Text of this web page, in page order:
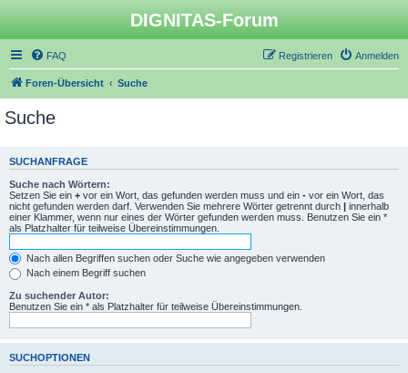
DIGNITAS-Forum
FAQ Anmelden
Registrieren
Foren-Übersicht Suche
Suche
SUCHANFRAGE
Suche nach Wörtern:
Setzen Sie ein + vor ein Wort, das gefunden werden muss und ein - vor ein Wort, das
nicht gefunden werden darf. Verwenden Sie mehrere Wörter getrennt durch | innerhalb
einer Klammer, wenn nur eines der Wörter gefunden werden muss. Benutzen Sie ein *
als Platzhalter für teilweise Übereinstimmungen.
Nach allen Begriffen suchen oder Suche wie angegeben verwenden
Nach einem Begriff suchen
Zu suchender Autor:
Benutzen Sie ein * als Platzhalter für teilweise Übereinstimmungen.
SUCHOPTIONEN